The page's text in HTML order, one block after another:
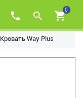
0
Кровать Way Plus